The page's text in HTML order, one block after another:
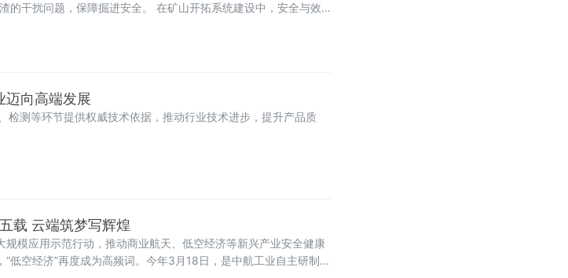
的干扰问题，保障掘进安全。 在矿山开拓系统建设中，安全与效
器国际标准 推动行业迈向高端发展
测等环节提供权威技术依据，推动行业技术进步，提升产品质
载 云端筑梦写辉煌
模应用示范行动，推动商业航天、低空经济等新兴产业安全健康
低空经济”再度成为高频词。今年3月18日，是中航工业自主研制的